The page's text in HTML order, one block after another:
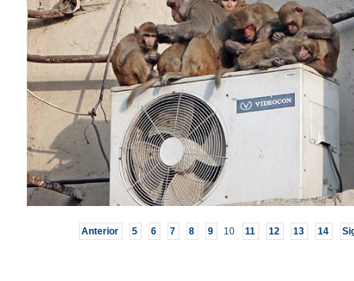
Anterior 5 6 7 8 9 10 11 12 13 14